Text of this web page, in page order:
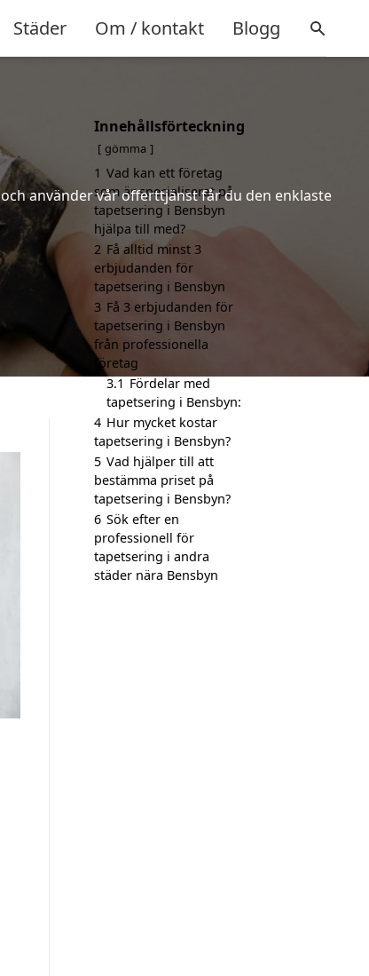
Städer Om / kontakt Blogg
använder vår offerttjänst får du den enklaste
Innehållsförteckning
gömma
1 Vad kan ett företag
som är specialiserat på
tapetsering i Bensbyn
hjälpa till med?
2 Få alltid minst 3
erbjudanden för
tapetsering i Bensbyn
3 Få 3 erbjudanden för
tapetsering i Bensbyn
från professionella
företag
3.1 Fördelar med
tapetsering i Bensbyn:
4 Hur mycket kostar
tapetsering i Bensbyn?
5 Vad hjälper till att
bestämma priset på
tapetsering i Bensbyn?
6 Sök efter en
professionell för
tapetsering i andra
städer nära Bensbyn